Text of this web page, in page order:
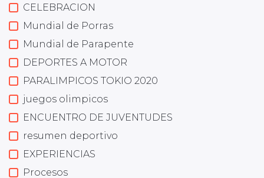
CELEBRACION
Mundial de Porras
Mundial de Parapente
DEPORTES A MOTOR
PARALIMPICOS TOKIO 2020
juegos olimpicos
ENCUENTRO DE JUVENTUDES
resumen deportivo
EXPERIENCIAS
Procesos